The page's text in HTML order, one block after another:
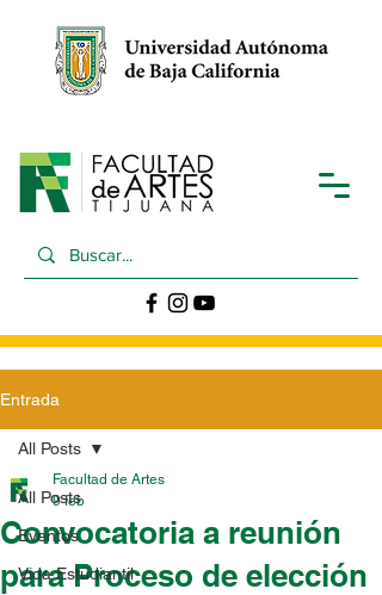
Entrada
All Posts
Eventos
Vida Estudiantil
All Posts
Convocatoria a reunión
para Proceso de elección
Facultad de Artes
9 feb